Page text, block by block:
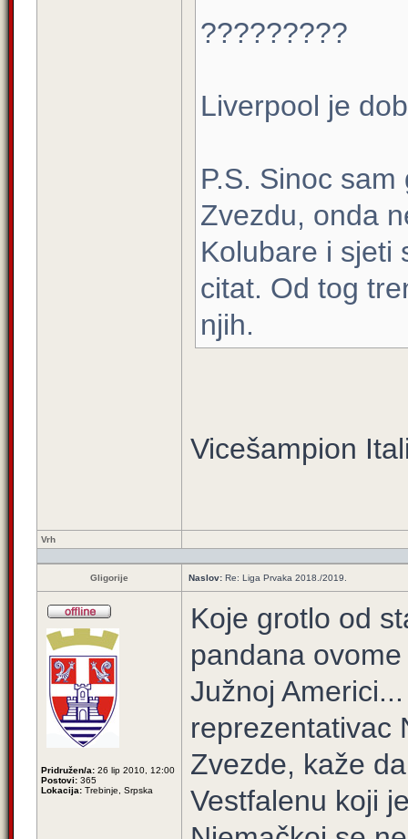
?????????
Liverpool je
P.S. Sinoc
Zvezdu, onda
Kolubare i sjeti
citat. Od tog
njih.
Vicešampion
Vrh
Gligorije Naslov: Re: Liga Prvaka 2018./2019.
Pridružen/a: 26 lip 2010, 12:00
Postovi: 365
Lokacija: Trebinje, Srpska
Koje grotlo od
pandana
Južnoj
reprezentativac
Zvezde, kaže
Vestfalenu koji